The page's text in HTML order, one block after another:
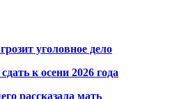
уголовное дело
к осени 2026 года
рассказала мать